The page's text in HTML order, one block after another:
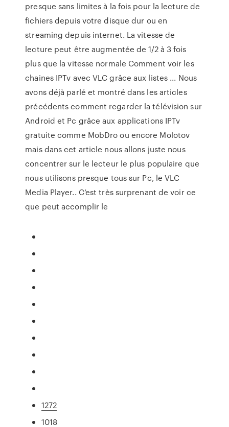
presque sans limites à la fois pour la lecture de
fichiers depuis votre disque dur ou en
streaming depuis internet. La vitesse de
lecture peut être augmentée de 1/2 à 3 fois
plus que la vitesse normale Comment voir les
chaines IPTv avec VLC grâce aux listes ... Nous
avons déjà parlé et montré dans les articles
précédents comment regarder la télévision sur
Android et Pc grâce aux applications IPTv
gratuite comme MobDro ou encore Molotov
mais dans cet article nous allons juste nous
concentrer sur le lecteur le plus populaire que
nous utilisons presque tous sur Pc, le VLC
Media Player.. C’est très surprenant de voir ce
que peut accomplir le
1272
1018